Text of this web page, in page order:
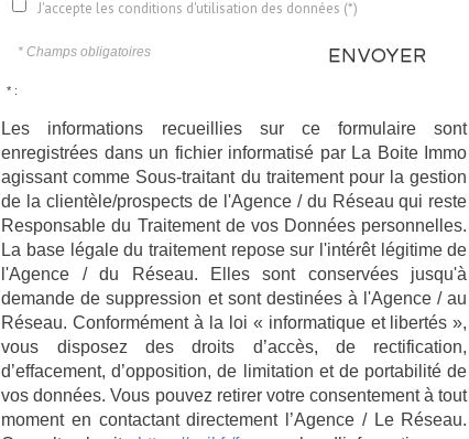
J'accepte les conditions d'utilisation des données (*)
* Champs obligatoires ENVOYER
* :
Les informations recueillies sur ce formulaire sont
enregistrées dans un fichier informatisé par La Boite Immo
agissant comme Sous-traitant du traitement pour la gestion
de la clientèle/prospects de l'Agence / du Réseau qui reste
Responsable du Traitement de vos Données personnelles.
La base légale du traitement repose sur l'intérêt légitime de
l'Agence / du Réseau. Elles sont conservées jusqu'à
demande de suppression et sont destinées à l'Agence / au
Réseau. Conformément à la loi « informatique et libertés »,
vous disposez des droits d’accès, de rectification,
d’effacement, d’opposition, de limitation et de portabilité de
vos données. Vous pouvez retirer votre consentement à tout
moment en contactant directement l’Agence / Le Réseau.